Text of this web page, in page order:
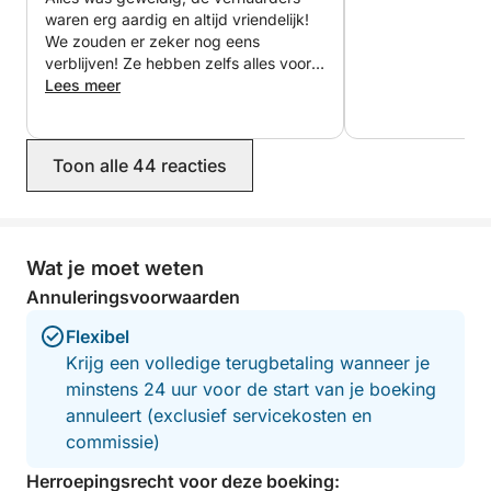
Als je vragen hebt, kun je contact met me opnemen
via het Click & Boat-platform voor meer informatie.
Tot ziens!
waren erg aardig en altijd vriendelijk!
We zouden er zeker nog eens
verblijven! Ze hebben zelfs alles voor
ons aangepast zonder problemen of
Lees meer
Toon alle 44 reacties
Wat je moet weten
Annuleringsvoorwaarden
Flexibel
Krijg een volledige terugbetaling wanneer je
minstens 24 uur voor de start van je boeking
annuleert (exclusief servicekosten en
commissie)
Herroepingsrecht voor deze boeking: